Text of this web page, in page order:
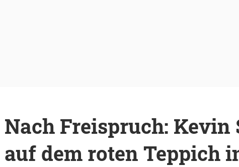
Nach Freispruch: Kevin
auf dem roten Teppich